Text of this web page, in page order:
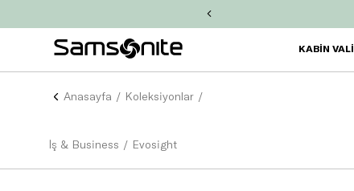
KABİN
Anasayfa Koleksiyonlar
İş & Business Evosight